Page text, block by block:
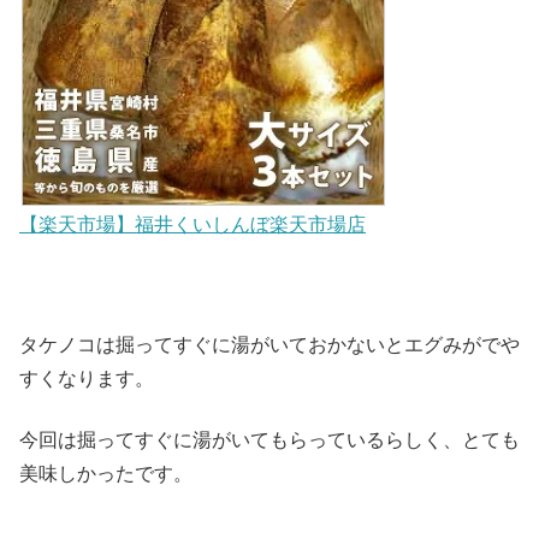
【楽天市場】福井くいしんぼ楽天市場店
タケノコは掘ってすぐに湯がいておかないとエグみがでや
すくなります。
今回は掘ってすぐに湯がいてもらっているらしく、とても
美味しかったです。